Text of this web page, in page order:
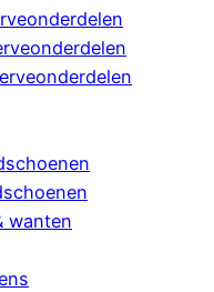
wanten